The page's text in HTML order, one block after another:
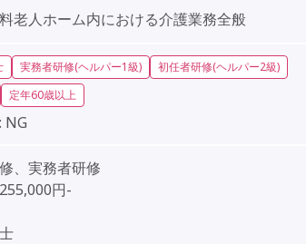
老人ホーム内における介護業務全般
実務者研修(ヘルパー1級)
初任者研修(ヘルパー2級)
定年60歳以上
NG
、実務者研修
円-